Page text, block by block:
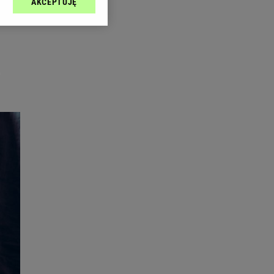
sp. z o.o., jej
danych poprzez
Zmiana ustawień
celów identyfikacji.
reklam i treści,